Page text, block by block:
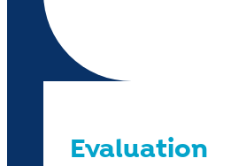
Evaluation